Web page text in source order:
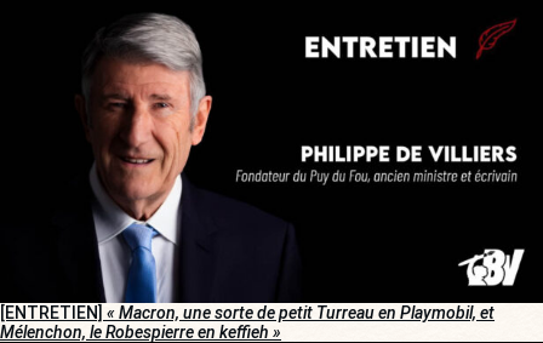
[ENTRETIEN] « Macron, une sorte de petit Turreau en Playmobil, et
Mélenchon, le Robespierre en keffieh »